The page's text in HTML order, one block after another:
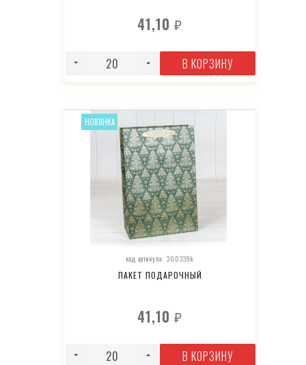
41,10₽
В КОРЗИНУ
код артикула: 300339k
ПАКЕТ ПОДАРОЧНЫЙ
41,10₽
В КОРЗИНУ
НОВИНКА